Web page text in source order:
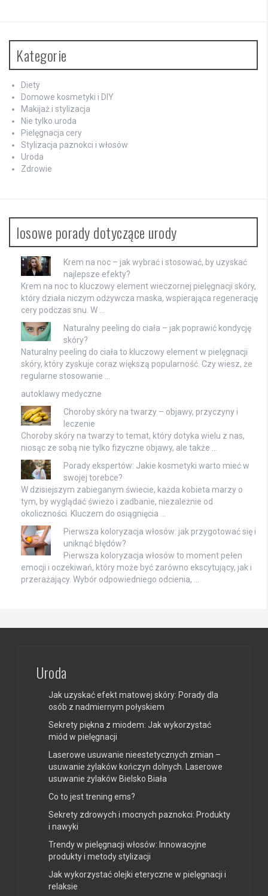
Kategorie
Diety
Domowe kosmetyki i DIY
Makijaż i stylizacja
Nie tylko uroda
Pielęgnacja cery
Stylizacja paznokci i włosów
Uroda
Zdrowie
losowe porady dotyczące urody
Krem na noc – jak wybrać i stosować, by uzyskać
najlepsze efekty?
Krem na noc to kluczowy element wieczornej pielęgnacji skóry,
który działa niczym odżywcza maska, wspierająca regenerację
cery podczas snu. W …
Naturalny peeling do ciała – jak poprawić kondycję
skóry?
Naturalny peeling do ciała to kluczowy element w pielęgnacji
skóry, który zyskuje coraz większą popularność. Czy wiesz, że
regularne stosowanie …
autoklawy medyczne
Choroby skóry na twarzy – objawy, przyczyny i
leczenie
Choroby skóry na twarzy to temat, który dotyka wielu z nas,
niosąc ze sobą nie tylko fizyczne objawy, ale także …
Porady ekspertów: Jakie kosmetyki warto mieć w
swojej torebce?
W dzisiejszym zabieganym świecie, każda kobieta marzy o
tym, by wyglądać świeżo i zadbanie, niezależnie od
okoliczności. Kluczem do osiągnięcia …
Pierwsza koloryzacja włosów: jak przygotować się i
uniknąć błędów?
Pierwsza koloryzacja włosów to moment pełen
emocji i oczekiwań, który może być zarówno ekscytujący, jak i
przerażający. Wybór odpowiedniego odcienia, …
Uroda
Jak uzyskać efekt matowej skóry: Porady dla
osób z nadmiernym połyskiem
Sekrety piękna z miodem: Jak wykorzystać
miód w pielęgnacji
Laserowe usuwanie nieestetycznych zmian –
usuwanie żylaków kończyn dolnych. Laserowe
usuwanie żylaków Bielsko Biała
Co to jest trening ems?
Sekrety zdrowych i mocnych paznokci: Produkty
i nawyki
Trendy w pielęgnacji włosów: Innowacyjne
produkty i metody stylizacji
Jak wykorzystać olejki eteryczne w pielęgnacji i
relaksie